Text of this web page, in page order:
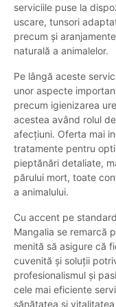
serviciile puse la
uscare, tunsori
precum și
naturală a animalelor.
Pe lângă aceste
unor aspecte
precum igienizarea
acestea având rolul
afecțiuni. Oferta mai
tratamente pentru
pieptănări detaliate,
părului mort, toate
a animalului.
Cu accent pe
Mangalia se remarcă
menită să asigure că
cuvenită și soluții
profesionalismul și
cele mai eficiente
sănătatea și